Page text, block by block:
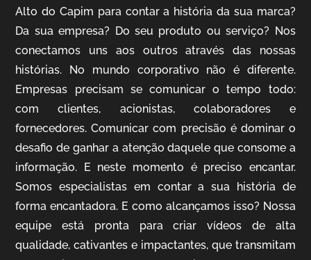
IQVIA
Cobertura de Eventos
Alto do Capim para contar a história da sua marca?
Da sua empresa? Do seu produto ou serviço? Nos
conectamos uns aos outros através das nossas
histórias. No mundo corporativo não é diferente.
Empresas precisam se comunicar o tempo todo:
com clientes, acionistas, colaboradores e
fornecedores. Comunicar com precisão é dominar o
desafio de ganhar a atenção daquele que consome a
informação. E neste momento é preciso encantar.
Somos especialistas em contar a sua história de
forma encantadora. E como alcançamos isso? Nossa
equipe está pronta para criar vídeos de alta
qualidade, cativantes e impactantes, que transmitam